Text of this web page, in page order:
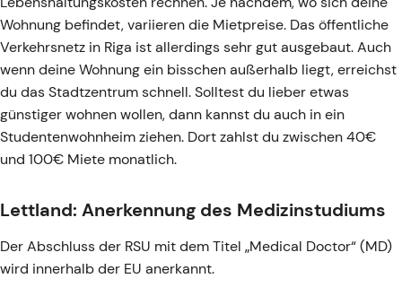
Wohnung befindet, variieren die Mietpreise. Das öffentliche
Verkehrsnetz in Riga ist allerdings sehr gut ausgebaut. Auch
wenn deine Wohnung ein bisschen außerhalb liegt, erreichst
du das Stadtzentrum schnell. Solltest du lieber etwas
günstiger wohnen wollen, dann kannst du auch in ein
Studentenwohnheim ziehen. Dort zahlst du zwischen 40€
und 100€ Miete monatlich.
Lettland: Anerkennung des Medizinstudiums
Der Abschluss der RSU mit dem Titel „Medical Doctor“ (MD)
wird innerhalb der EU anerkannt.